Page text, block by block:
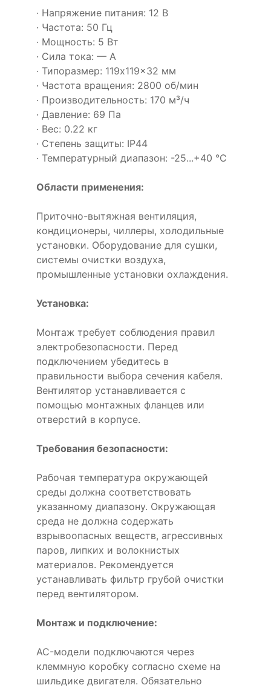
· Напряжение питания: 12 В
· Частота: 50 Гц
· Мощность: 5 Вт
· Сила тока: — А
· Типоразмер: 119x119x32 мм
· Частота вращения: 2800 об/мин
· Производительность: 170 м³/ч
· Давление: 69 Па
· Вес: 0.22 кг
· Степень защиты: IP44
· Температурный диапазон: -25...+40 °C
Области применения:
Приточно-вытяжная вентиляция,
кондиционеры, чиллеры, холодильные
установки. Оборудование для сушки,
системы очистки воздуха,
промышленные установки охлаждения.
Установка:
Монтаж требует соблюдения правил
электробезопасности. Перед
подключением убедитесь в
правильности выбора сечения кабеля.
Вентилятор устанавливается с
помощью монтажных фланцев или
отверстий в корпусе.
Требования безопасности:
Рабочая температура окружающей
среды должна соответствовать
указанному диапазону. Окружающая
среда не должна содержать
взрывоопасных веществ, агрессивных
паров, липких и волокнистых
материалов. Рекомендуется
устанавливать фильтр грубой очистки
перед вентилятором.
Монтаж и подключение:
AC-модели подключаются через
клеммную коробку согласно схеме на
шильдике двигателя. Обязательно